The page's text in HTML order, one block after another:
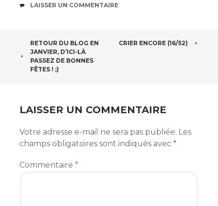
COMMENTAIRES
LAISSER UN COMMENTAIRE
NAVIGATION
DES
RETOUR DU BLOG EN
JANVIER, D’ICI-LÀ
PASSEZ DE BONNES
FÊTES ! ;)
CRIER ENCORE (16/52)
LAISSER UN COMMENTAIRE
Votre adresse e-mail ne sera pas publiée. Les
champs obligatoires sont indiqués avec *
Commentaire *